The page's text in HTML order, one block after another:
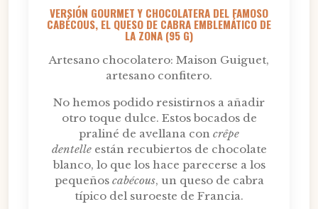
VERSIÓN GOURMET Y CHOCOLATERA DEL FAMOSO
CABÉCOUS, EL QUESO DE CABRA EMBLEMÁTICO DE
LA ZONA (95 G)
Artesano chocolatero: Maison Guiguet,
artesano confitero.
No hemos podido resistirnos a añadir
otro toque dulce. Estos bocados de
praliné de avellana con crêpe
dentelleestán recubiertos de chocolate
blanco, lo que los hace parecerse a los
pequeños cabécous, un queso de cabra
típico del suroeste de Francia.